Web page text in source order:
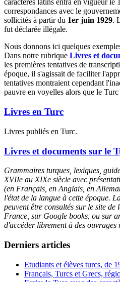
caractères latins entra en vigueur le
correspondances avec le
sollicités à partir du 1er juin 1929.
fut déclarée illégale.
Nous donnons ici quelques
Dans notre rubrique Livres et
les premières tentatives de
époque, il s'agissait de faciliter
tentatives montraient cependant
pauvre en voyelles alors que le
Livres en Turc
Livres publiés en Turc.
Livres et documents sur le
Grammaires turques, lexiques,
XVIIe au XIXe siècle avec
(en Français, en Anglais, en
l'état de la langue à cette époque.
peuvent être consultés sur le site
France, sur Google books, ou sur
d'accéder librement à des
Derniers articles
Etudiants et élèves turcs, de
Français, Turcs et Grecs,